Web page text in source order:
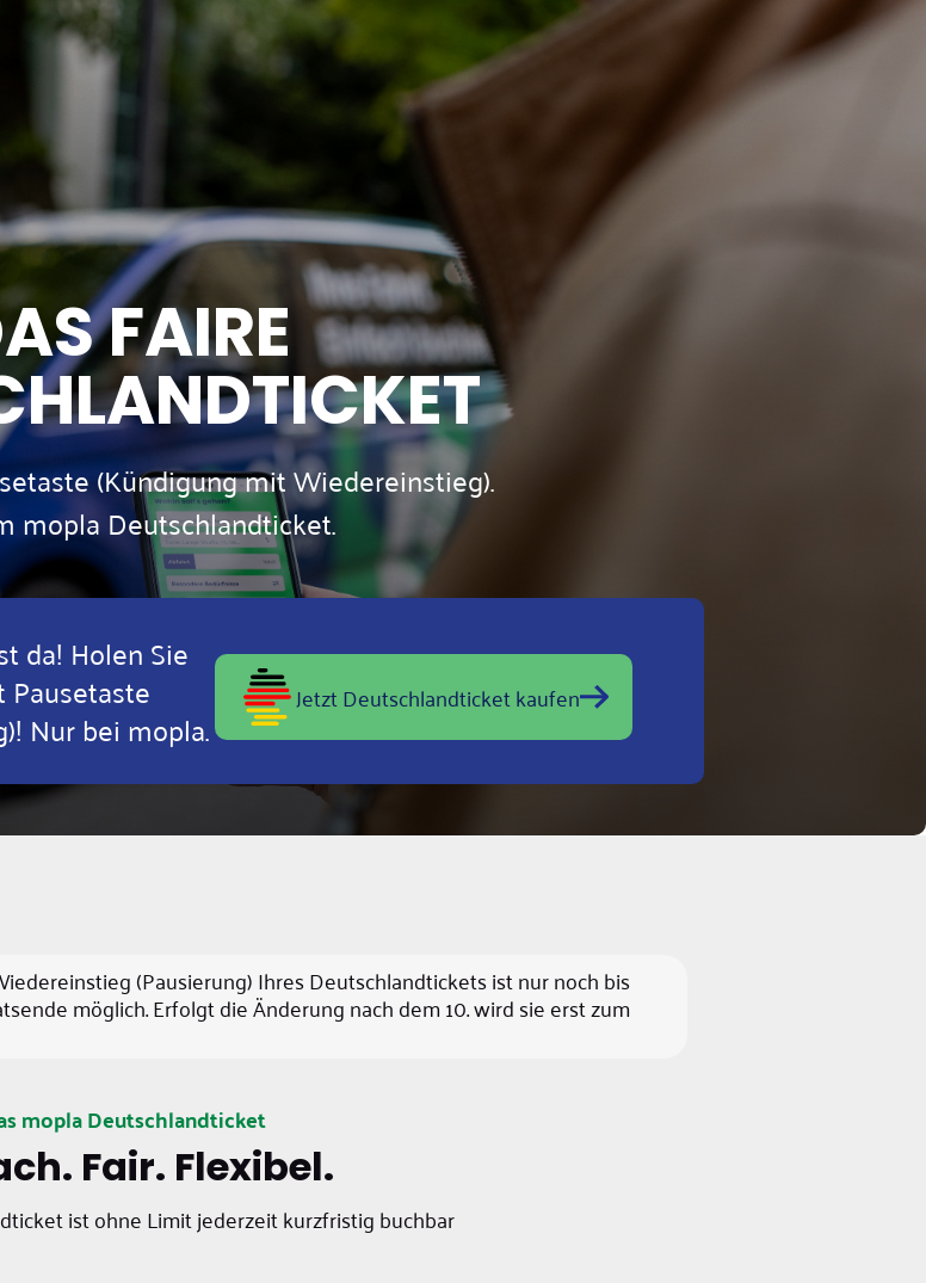
FAIRE
(Kündigung mit Wiedereinstieg).
mopla Deutschlandticket.
da! Holen Sie
Nur bei mopla.
Jetzt Deutschlandticket kaufen
(Pausierung) Ihres Deutschlandtickets ist nur noch bis
möglich. Erfolgt die Änderung nach dem 10. wird sie erst zum
mopla Deutschlandticket
Fair. Flexibel.
ist ohne Limit jederzeit kurzfristig buchbar